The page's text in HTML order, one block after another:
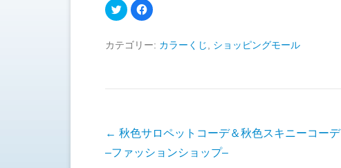
ク
リ
し
て
t
有
(
新
し
F
a
o
有
ク
リ
ッ
ク
カテゴリー: カラーくじ ショッピングモール
投稿ナビゲーション
← 秋色サロペットコーデ＆秋色スキニーコーデ
–ファッションショップ–